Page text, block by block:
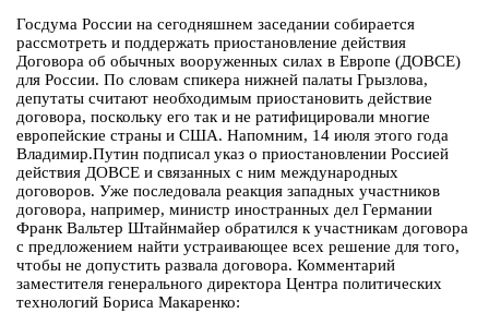
Госдума России на сегодняшнем заседании собирается
рассмотреть и поддержать приостановление действия
Договора об обычных вооруженных силах в Европе (ДОВСЕ)
для России. По словам спикера нижней палаты Грызлова,
депутаты считают необходимым приостановить действие
договора, поскольку его так и не ратифицировали многие
европейские страны и США. Напомним, 14 июля этого года
Владимир.Путин подписал указ о приостановлении Россией
действия ДОВСЕ и связанных с ним международных
договоров. Уже последовала реакция западных участников
договора, например, министр иностранных дел Германии
Франк Вальтер Штайнмайер обратился к участникам договора
с предложением найти устраивающее всех решение для того,
чтобы не допустить развала договора. Комментарий
заместителя генерального директора Центра политических
технологий Бориса Макаренко: